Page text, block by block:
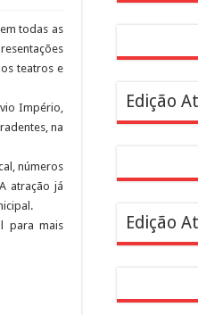
todas as
teatros e
Império,
na
números
atração já
para mais
Edição
Edição